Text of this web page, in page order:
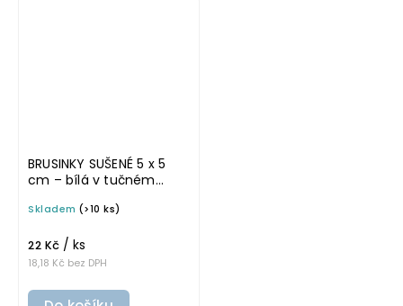
BRUSINKY SUŠENÉ 5 x 5
cm – bílá v tučném
samolepka na
Skladem (>10 ks)
18,18 Kč bez DPH
22 Kč / ks